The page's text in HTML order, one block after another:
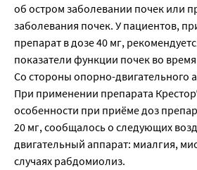
об остром заболевании почек или
заболевания почек. У пациентов,
препарат в дозе 40 мг,
показатели функции почек во
Со стороны опорно-двигательного
При применении препарата
особенности при приёме доз
20 мг, сообщалось о следующих
двигательный аппарат: миалгия,
случаях рабдомиолиз.